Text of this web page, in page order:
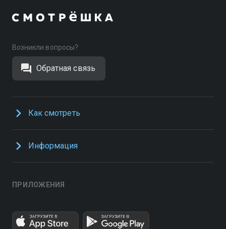
Возникли вопросы?
Обратная связь
Как смотреть
Информация
ПРИЛОЖЕНИЯ